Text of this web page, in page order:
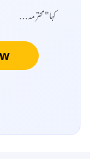
کہا "محترمہ...